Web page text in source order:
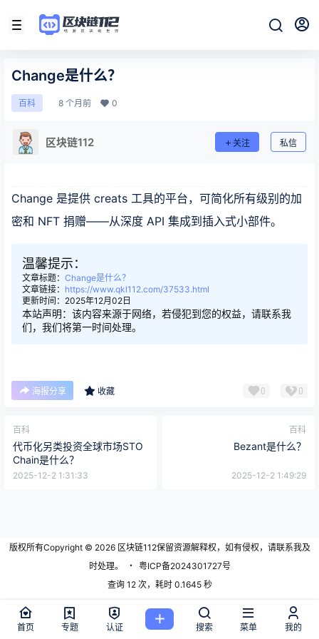
Change是什么？
百科 8 个月前 0
区块链112 关注 私信
Change 是提供 creats 工具的平台，可简化所有级别的加
密和 NFT 捐赠——从深度 API 集成到插入式小部件。
温馨提示：
文章标题： Change是什么？
文章链接： https://www.qkl112.com/37533.html
更新时间：2025年12月02日
本站声明：该内容来源于网络，若侵犯到您的权益，请联系我
们，我们将第一时间处理。
海报分享 收藏 0 0
百科
代币化另类投资全球市场STO
Chain是什么？
2025-12-2 1:31:33
百科
Bezant是什么？
2025-12-2 1:49:29
版权所有Copyright © 2026区块链112保留资源解释权，如有侵权，请联系我及
时处理。
・ 粤ICP备2024301727号
查询 12 次，耗时 0.1645 秒
首页 专题 认证 搜索 菜单 我的